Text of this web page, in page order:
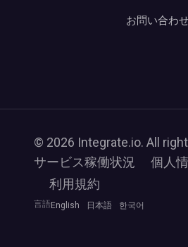
お問い合わ
© 2026 Integrate.io. All
サービス稼働状況
個人
利用規約
言語 English 日本語 한국어